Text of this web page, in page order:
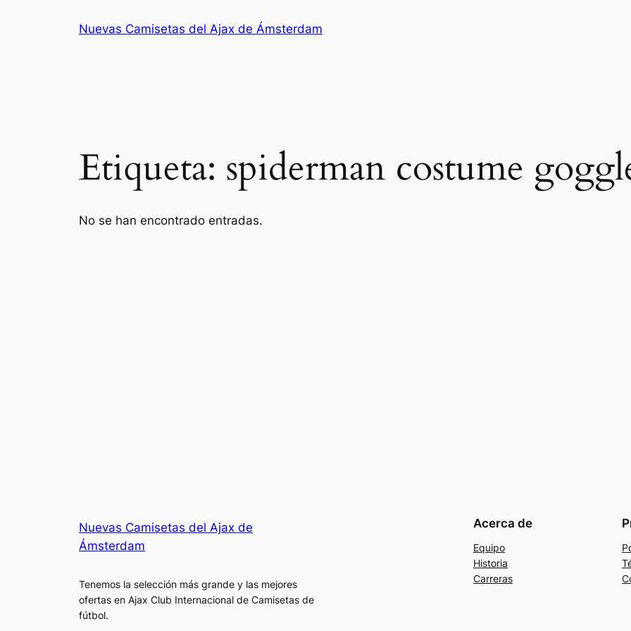
Nuevas Camisetas del Ajax de Ámsterdam
Etiqueta: spiderman costume
No se han encontrado entradas.
Nuevas Camisetas del Ajax de
Ámsterdam
Tenemos la selección más grande y las mejores
ofertas en Ajax Club Internacional de Camisetas de
fútbol.
Acerca de
Equipo
Historia
Carreras